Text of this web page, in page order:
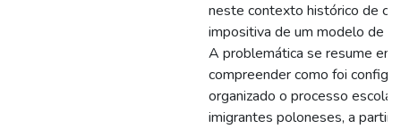
neste contexto histórico de
impositiva de um modelo de
A problemática se resume em
compreender como foi
organizado o processo escolar
imigrantes poloneses, a partir